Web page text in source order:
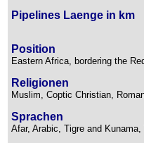
Pipelines Laenge in km
Position
Eastern Africa, bordering the
Religionen
Muslim, Coptic Christian,
Sprachen
Afar, Arabic, Tigre and